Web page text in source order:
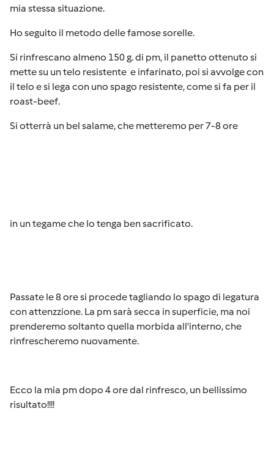
mia stessa situazione.
Ho seguito il metodo delle famose sorelle.
Si rinfrescano almeno 150 g. di pm, il panetto ottenuto si
mette su un telo resistente e infarinato, poi si avvolge con
il telo e si lega con uno spago resistente, come si fa per il
roast-beef.
Si otterrà un bel salame, che metteremo per 7-8 ore
in un tegame che lo tenga ben sacrificato.
Passate le 8 ore si procede tagliando lo spago di legatura
con attenzzione. La pm sarà secca in superficie, ma noi
prenderemo soltanto quella morbida all'interno, che
rinfrescheremo nuovamente.
Ecco la mia pm dopo 4 ore dal rinfresco, un bellissimo
risultato!!!!